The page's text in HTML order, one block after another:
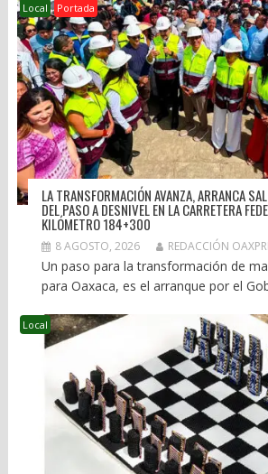
Local Portada
LA TRANSFORMACIÓN AVANZA, ARRANCA
DEL PASO A DESNIVEL EN LA CARRETERA
KILÓMETRO 184+300
8 AGOSTO, 2026 REDACCIÓN
Un paso para la transformación de
para Oaxaca, es el arranque por el
Local